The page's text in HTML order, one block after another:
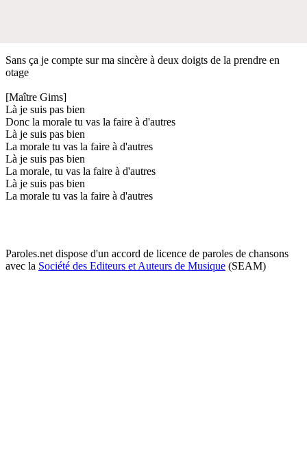
Sans ça je compte sur ma sincère à deux doigts de la prendre en
otage
[Maître Gims]
Là je suis pas bien
Donc la morale tu vas la faire à d'autres
Là je suis pas bien
La morale tu vas la faire à d'autres
Là je suis pas bien
La morale, tu vas la faire à d'autres
Là je suis pas bien
La morale tu vas la faire à d'autres
Paroles.net dispose d'un accord de licence de paroles de chansons
avec la Société des Editeurs et Auteurs de Musique (SEAM)